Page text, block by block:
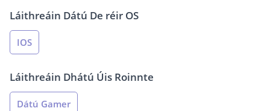
Láithreáin Dátú De réir OS
IOS
Láithreáin Dhátú Úis Roinnte
Dátú Gamer